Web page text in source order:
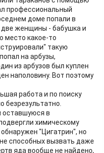
профессиональный
доме попали в
женщины - бабушка и
место какое-то
такую
на арбузы,
из арбузов был куплен
наполовину. Вот поэтому
работа и по поиску
безрезультатно.
оставшуюся в
химическому
"Цигатрин", но
способных вызвать даже
яда вообще не найдено,